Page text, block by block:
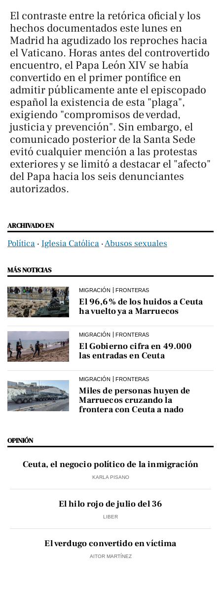
El contraste entre la retórica oficial y los
hechos documentados este lunes en
Madrid ha agudizado los reproches hacia
el Vaticano. Horas antes del controvertido
encuentro, el Papa León XIV se había
convertido en el primer pontífice en
admitir públicamente ante el episcopado
español la existencia de esta "plaga",
exigiendo "compromisos de verdad,
justicia y prevención". Sin embargo, el
comunicado posterior de la Santa Sede
evitó cualquier mención a las protestas
exteriores y se limitó a destacar el "afecto"
del Papa hacia los seis denunciantes
autorizados.
ARCHIVADO EN
Política ‧ Iglesia Católica ‧Abusos sexuales
MÁS NOTICIAS
MIGRACIÓN FRONTERAS
El 96,6% de los huidos a Ceuta
ha vuelto ya a Marruecos
MIGRACIÓN FRONTERAS
El Gobierno cifra en 49.000
las entradas en Ceuta
MIGRACIÓN FRONTERAS
Miles de personas huyen de
Marruecos cruzando la
frontera con Ceuta a nado
OPINIÓN
Ceuta, el negocio político de la inmigración
KARLA PISANO
El hilo rojo de julio del 36
LIBER
El verdugo convertido en víctima
AITOR MARTÍNEZ